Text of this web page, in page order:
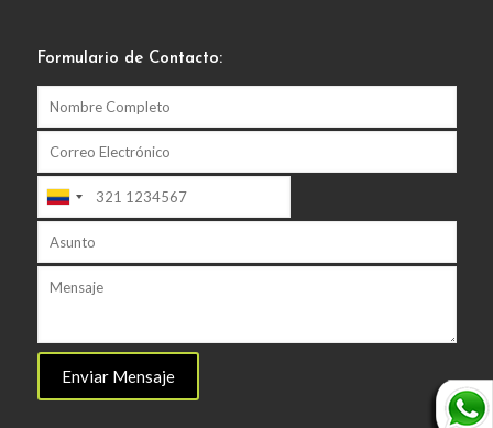
Formulario de Contacto: